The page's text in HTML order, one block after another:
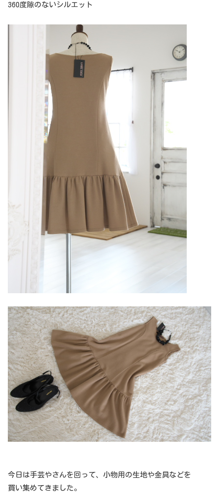
360度隙のないシルエット
今日は手芸やさんを回って、小物用の生地や金具などを
買い集めてきました。